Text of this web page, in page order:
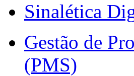
Sinalética
Gestão de
(PMS)